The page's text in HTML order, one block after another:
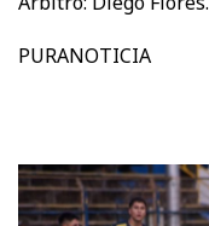
PURANOTICIA